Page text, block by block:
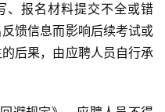
、报名材料提交不全或错
馈信息而影响后续考试或
后果，由应聘人员自行承